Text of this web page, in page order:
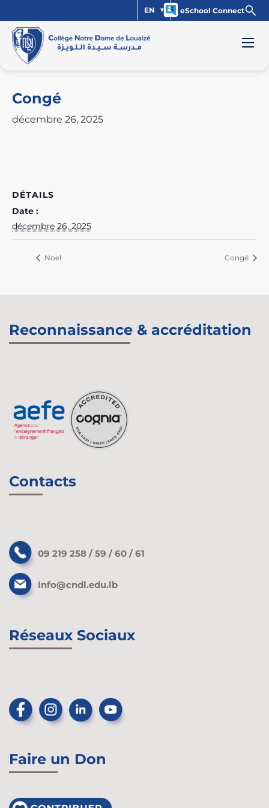
EN eSchool Connect
« Tous les Évènements
Cet évènement est passé.
Congé
décembre 26, 2025
DÉTAILS
Date :
décembre 26, 2025
Noel Congé
Reconnaissance & accréditation
Contacts
09 219 258 / 59 / 60 / 61
Info@cndl.edu.lb
Réseaux Sociaux
Faire un Don